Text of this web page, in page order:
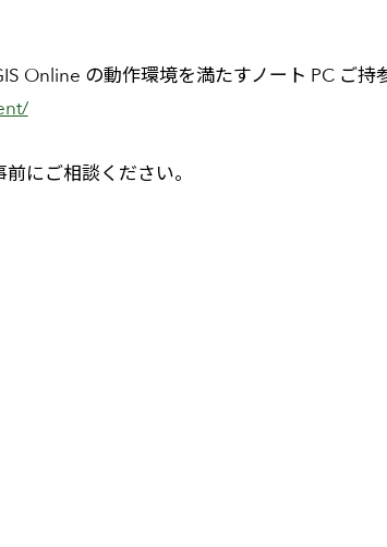
Online の動作環境を満たすノート PC ご持
前にご相談ください。